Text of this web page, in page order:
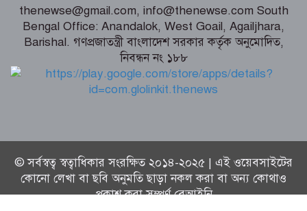
প্রত্যাহার স্ত্রীর
দেশে হাম উপসর্গে আরও ৩ জনের মৃত্যু
thenewse@gmail.com, info@thenewse.com South
Bengal Office: Anandalok, West Goail, Agailjhara,
Barishal. গণপ্রজাতন্ত্রী বাংলাদেশ সরকার কর্তৃক অনুমোদিত,
নিবন্ধন নং ১৮৮
© সর্বস্বত্ব স্বত্বাধিকার সংরক্ষিত ২০১৪-২০২৫ | এই ওয়েবসাইটের
কোনো লেখা বা ছবি অনুমতি ছাড়া নকল করা বা অন্য কোথাও
প্রকাশ করা সম্পূর্ণ বেআইনি